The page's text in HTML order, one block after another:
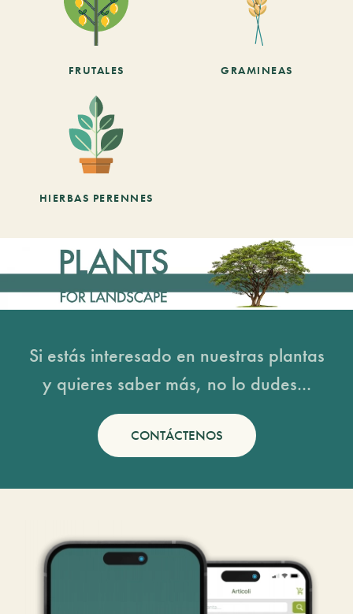
FRUTALES GRAMINEAS
HIERBAS PERENNES
Si estás interesado en nuestras plantas
y quieres saber más, no lo dudes...
CONTÁCTENOS